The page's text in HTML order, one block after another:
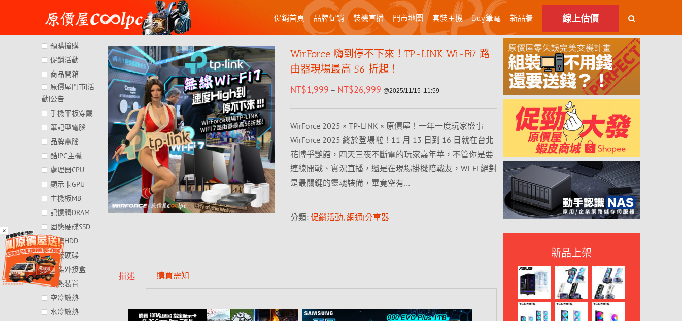
×
content
促銷首頁 品牌促銷 裝機直播 門市地圖 套裝主機 Buy筆電 新品牆 線上估價
WirForce 嗨到停不下來！TP-LINK Wi-Fi7 路
由器現場最高 56 折起！
NT$1,999 – NT$26,999 @2025/11/15 ,11:59
WirForce 2025 × TP-LINK × 原價屋！一年一度玩家盛事
WirForce 2025 終於登場啦！11 月 13 日到 16 日就在台北
花博爭艷館，四天三夜不斷電的玩家嘉年華，不管你是要
連線開戰、實況直播，還是在現場掛機陪戰友，Wi-Fi 絕對
是最關鍵的靈魂裝備，畢竟空有…
分類: 促銷活動, 網通|分享器
描述 購買需知
預購搶購
促銷活動
商品開箱
原價屋門市|活
動|公告
手機平板穿戴
筆記型電腦
品牌電腦
酷!PC主機
處理器CPU
顯示卡GPU
主機板MB
記憶體DRAM
固態硬碟SSD
硬碟HDD
外接硬碟
硬碟外接盒
散熱裝置
空冷散熱
水冷散熱
新品上架